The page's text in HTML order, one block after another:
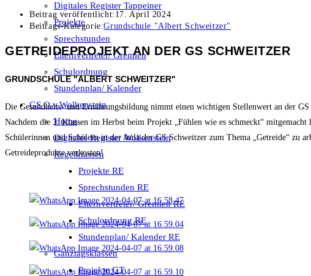
Digitales Register Tappeiner
Projekte
Sprechstunden
Elternvertreter/ Gremien
Schulordnung
Stundenplan/ Kalender
GS O.v.Wolkenstein
Home
Digitales Register Wolkenstein
Regelklassen
Projekte RE
Sprechstunden RE
Elternvertreter/ Gremien RE
Schulordnung RE
Stundenplan/ Kalender RE
Ganztagsklassen
Projekte GT
Beitrag veröffentlicht: 17. April 2024
Beitrags-Kategorie:Grundschule "Albert Schweitzer"
GETREIDEPROJEKT AN DER GS SCHWEITZER
GRUNDSCHULE "ALBERT SCHWEITZER"
Die Gesundheits- und Ernährungsbildung nimmt einen wichtigen Stellenwert an der
Nachdem die 3. Klassen im Herbst beim Projekt „Fühlen wie es schmeckt“
Schülerinnen und Schülern in der Aula der GS Schweitzer zum Thema „Getreide“ zu
Getreideprodukte verkosten!